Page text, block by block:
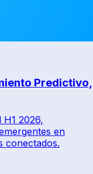
Predictivo,
2026,
en
conectados.